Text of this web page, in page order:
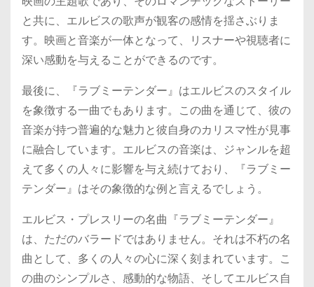
と共に、エルビスの歌声が観客の感情を揺さぶりま
す。映画と音楽が一体となって、リスナーや視聴者に
深い感動を与えることができるのです。
最後に、『ラブミーテンダー』はエルビスのスタイル
を象徴する一曲でもあります。この曲を通じて、彼の
音楽が持つ普遍的な魅力と彼自身のカリスマ性が見事
に融合しています。エルビスの音楽は、ジャンルを超
えて多くの人々に影響を与え続けており、『ラブミー
テンダー』はその象徴的な例と言えるでしょう。
エルビス・プレスリーの名曲『ラブミーテンダー』
は、ただのバラードではありません。それは不朽の名
曲として、多くの人々の心に深く刻まれています。こ
の曲のシンプルさ、感動的な物語、そしてエルビス自